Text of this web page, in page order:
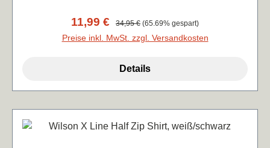
Verkaufspreis:
11,99 € Regulärer Preis:
34,95 € (65.69% gespart)
Preise inkl. MwSt. zzgl. Versandkosten
Details